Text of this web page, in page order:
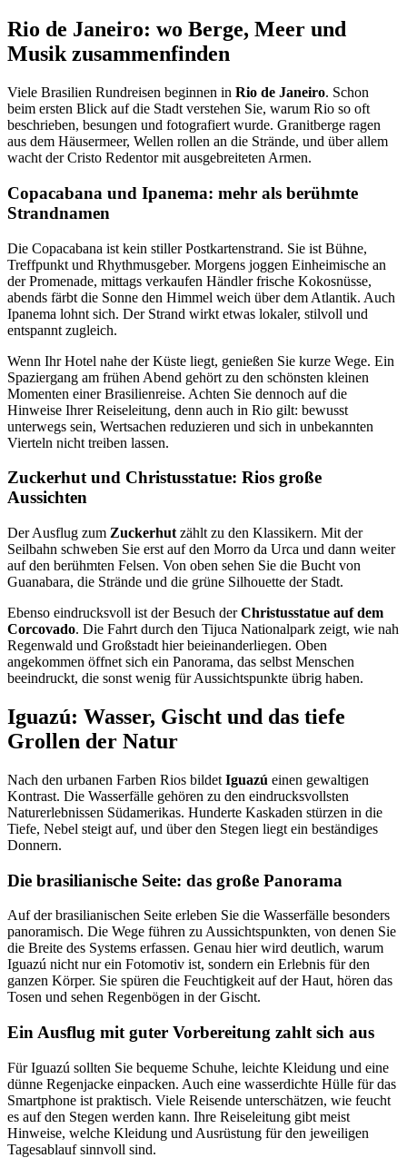
Rio de Janeiro: wo Berge, Meer und
Musik zusammenfinden
Viele Brasilien Rundreisen beginnen in Rio de Janeiro. Schon
beim ersten Blick auf die Stadt verstehen Sie, warum Rio so oft
beschrieben, besungen und fotografiert wurde. Granitberge ragen
aus dem Häusermeer, Wellen rollen an die Strände, und über allem
wacht der Cristo Redentor mit ausgebreiteten Armen.
Copacabana und Ipanema: mehr als berühmte
Strandnamen
Die Copacabana ist kein stiller Postkartenstrand. Sie ist Bühne,
Treffpunkt und Rhythmusgeber. Morgens joggen Einheimische an
der Promenade, mittags verkaufen Händler frische Kokosnüsse,
abends färbt die Sonne den Himmel weich über dem Atlantik. Auch
Ipanema lohnt sich. Der Strand wirkt etwas lokaler, stilvoll und
entspannt zugleich.
Wenn Ihr Hotel nahe der Küste liegt, genießen Sie kurze Wege. Ein
Spaziergang am frühen Abend gehört zu den schönsten kleinen
Momenten einer Brasilienreise. Achten Sie dennoch auf die
Hinweise Ihrer Reiseleitung, denn auch in Rio gilt: bewusst
unterwegs sein, Wertsachen reduzieren und sich in unbekannten
Vierteln nicht treiben lassen.
Zuckerhut und Christusstatue: Rios große
Aussichten
Der Ausflug zum Zuckerhut zählt zu den Klassikern. Mit der
Seilbahn schweben Sie erst auf den Morro da Urca und dann weiter
auf den berühmten Felsen. Von oben sehen Sie die Bucht von
Guanabara, die Strände und die grüne Silhouette der Stadt.
Ebenso eindrucksvoll ist der Besuch derChristusstatue auf dem
Corcovado. Die Fahrt durch den Tijuca Nationalpark zeigt, wie nah
Regenwald und Großstadt hier beieinanderliegen. Oben
angekommen öffnet sich ein Panorama, das selbst Menschen
beeindruckt, die sonst wenig für Aussichtspunkte übrig haben.
Iguazú: Wasser, Gischt und das tiefe
Grollen der Natur
Nach den urbanen Farben Rios bildet Iguazú einen gewaltigen
Kontrast. Die Wasserfälle gehören zu den eindrucksvollsten
Naturerlebnissen Südamerikas. Hunderte Kaskaden stürzen in die
Tiefe, Nebel steigt auf, und über den Stegen liegt ein beständiges
Donnern.
Die brasilianische Seite: das große Panorama
Auf der brasilianischen Seite erleben Sie die Wasserfälle besonders
panoramisch. Die Wege führen zu Aussichtspunkten, von denen Sie
die Breite des Systems erfassen. Genau hier wird deutlich, warum
Iguazú nicht nur ein Fotomotiv ist, sondern ein Erlebnis für den
ganzen Körper. Sie spüren die Feuchtigkeit auf der Haut, hören das
Tosen und sehen Regenbögen in der Gischt.
Ein Ausflug mit guter Vorbereitung zahlt sich aus
Für Iguazú sollten Sie bequeme Schuhe, leichte Kleidung und eine
dünne Regenjacke einpacken. Auch eine wasserdichte Hülle für das
Smartphone ist praktisch. Viele Reisende unterschätzen, wie feucht
es auf den Stegen werden kann. Ihre Reiseleitung gibt meist
Hinweise, welche Kleidung und Ausrüstung für den jeweiligen
Tagesablauf sinnvoll sind.